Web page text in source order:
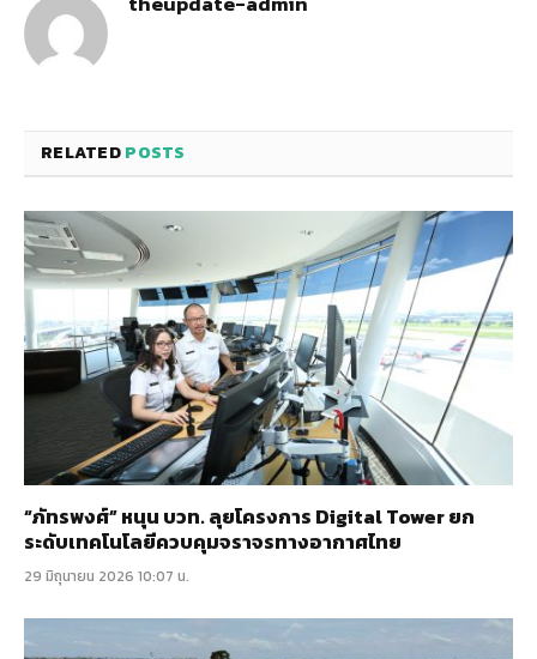
RELATEDPOSTS
“ภัทรพงศ์” หนุน บวท. ลุยโครงการ Digital Tower ยก
ระดับเทคโนโลยีควบคุมจราจรทางอากาศไทย
29 มิถุนายน 2026 10:07 น.